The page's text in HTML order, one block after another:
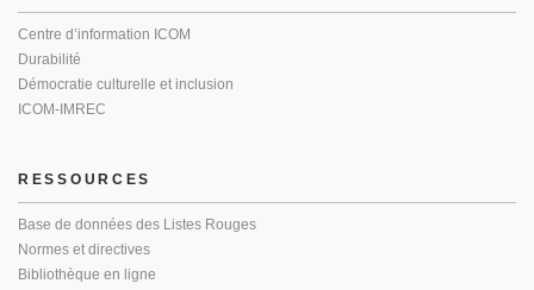
Centre d’information ICOM
Durabilité
Démocratie culturelle et inclusion
ICOM-IMREC
RESSOURCES
Base de données des Listes Rouges
Normes et directives
Bibliothèque en ligne